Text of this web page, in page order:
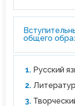
общего
Русский